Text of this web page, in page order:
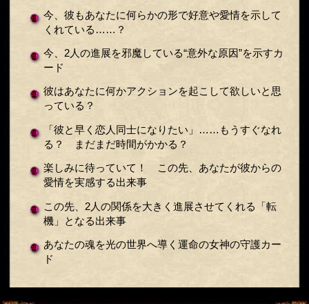
今、彼もあなたに何らかの形で好意や愛情を示して
くれている……？
今、2人の進展を邪魔している“意外な原因”を示すカ
ード
彼はあなたに何かアクションを起こして欲しいと思
っている？
「彼と早く恋人同士になりたい」……もうすぐなれ
る？ まだまだ時間がかかる？
楽しみに待っていて！ この先、あなたが彼からの
愛情を実感する出来事
この先、2人の関係を大きく進展させてくれる「転
機」となる出来事
あなたの魂を光の世界へ導く運命の女神の守護カー
ド